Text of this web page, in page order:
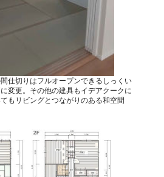
仕切りはフルオープンできるしっくい
変更。その他の建具もイデアクークに
もリビングとつながりのある和空間